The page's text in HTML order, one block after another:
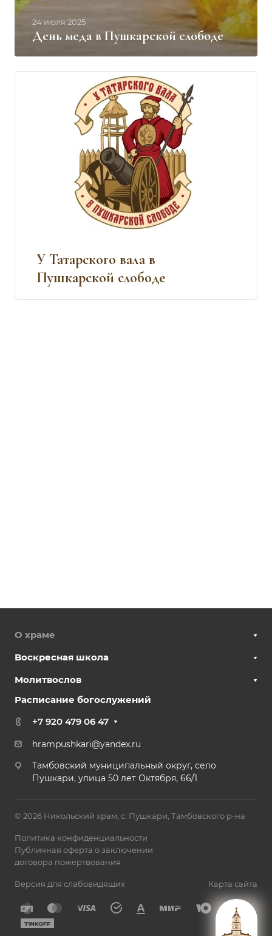
День меда в Пушкарской слободе
24 июля 2025
У Татарского вала в
Пушкарской слободе
О храме
Воскресная школа
Молитвослов
Расписание богослужений
+7 920 479 06 47
hrampushkari@yandex.ru
Тамбовский муниципальный округ, село
Пушкари, улица 50 лет Октября, 66/1
© 2026 Никольский храм, с. Пушкари, Тамбовского р-на
Политика конфиденциальности
Публичная оферта о заключении
договора пожертвования
Версия для слабовидящих Карта сайта